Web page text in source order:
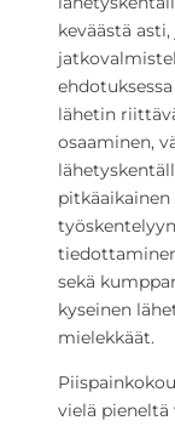
keväästä
lähetin
osaaminen,
sekä
kyseinen
mielekkäät.
vielä